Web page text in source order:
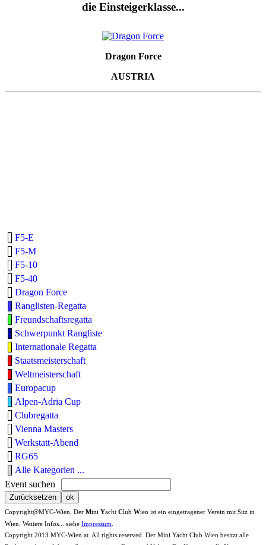
die Einsteigerklasse...
Dragon Force
AUSTRIA
F5-E
F5-M
F5-10
F5-40
Dragon Force
Ranglisten-Regatta
Freundschaftsregatta
Schwerpunkt Rangliste
Internationale Regatta
Staatsmeisterschaft
Weltmeisterschaft
Europacup
Alpen-Adria Cup
Clubregatta
Vienna Masters
Werkstatt-Abend
RG65
Alle Kategorien ...
Event suchen
Copyright@MYC-Wien, Der Mini Yacht Club Wien ist ein eingetragener Verein mit Sitz in
Wien. Weitere Infos... siehe Impressum
Copyright 2013 MYC-Wien.at. All rights reserved. Der Mini Yacht Club Wien besitzt alle